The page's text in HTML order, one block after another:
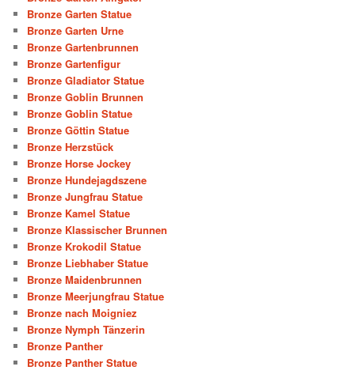
Bronze Garten Statue
Bronze Garten Urne
Bronze Gartenbrunnen
Bronze Gartenfigur
Bronze Gladiator Statue
Bronze Goblin Brunnen
Bronze Goblin Statue
Bronze Göttin Statue
Bronze Herzstück
Bronze Horse Jockey
Bronze Hundejagdszene
Bronze Jungfrau Statue
Bronze Kamel Statue
Bronze Klassischer Brunnen
Bronze Krokodil Statue
Bronze Liebhaber Statue
Bronze Maidenbrunnen
Bronze Meerjungfrau Statue
Bronze nach Moigniez
Bronze Nymph Tänzerin
Bronze Panther
Bronze Panther Statue